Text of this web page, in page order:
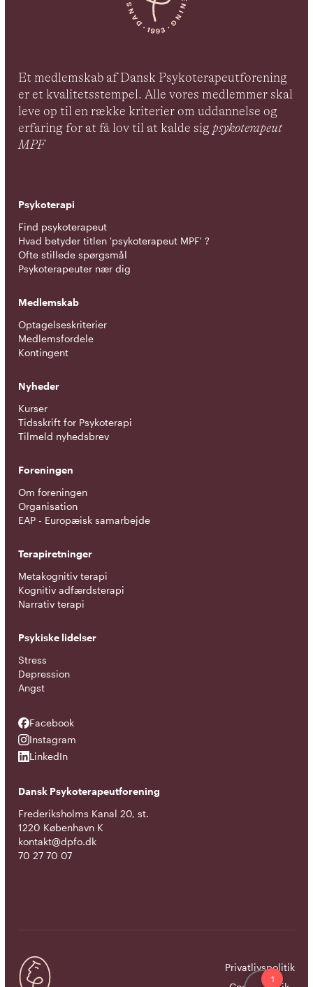
Et medlemskab af Dansk Psykoterapeutforening
er et kvalitetsstempel. Alle vores medlemmer skal
leve op til en række kriterier om uddannelse og
erfaring for at få lov til at kalde sig psykoterapeut
MPF
Psykoterapi
Find psykoterapeut
Hvad betyder titlen 'psykoterapeut MPF' ?
Ofte stillede spørgsmål
Psykoterapeuter nær dig
Medlemskab
Optagelseskriterier
Medlemsfordele
Kontingent
Nyheder
Kurser
Tidsskrift for Psykoterapi
Tilmeld nyhedsbrev
Foreningen
Om foreningen
Organisation
EAP - Europæisk samarbejde
Terapiretninger
Metakognitiv terapi
Kognitiv adfærdsterapi
Narrativ terapi
Psykiske lidelser
Stress
Depression
Angst
Facebook
Facebook
Instagram
Instagram
LinkedIn
LinkedIn
Dansk Psykoterapeutforening
Frederiksholms Kanal 20, st.
1220 København K
kontakt@dpfo.dk
70 27 70 07
Privatlivspolitik